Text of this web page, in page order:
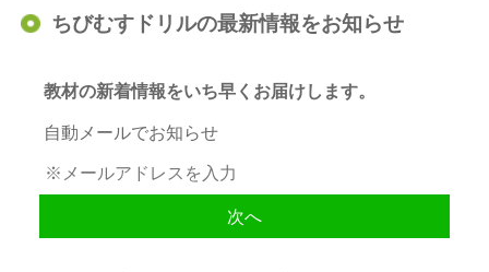
ちびむすドリルの最新情報をお知らせ
教材の新着情報をいち早くお届けします。
自動メールでお知らせ